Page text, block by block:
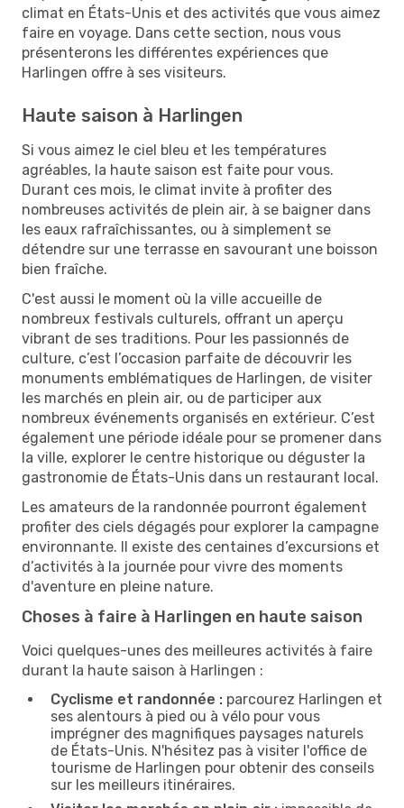
climat en États-Unis et des activités que vous aimez
faire en voyage. Dans cette section, nous vous
présenterons les différentes expériences que
Harlingen offre à ses visiteurs.
Haute saison à Harlingen
Si vous aimez le ciel bleu et les températures
agréables, la haute saison est faite pour vous.
Durant ces mois, le climat invite à profiter des
nombreuses activités de plein air, à se baigner dans
les eaux rafraîchissantes, ou à simplement se
détendre sur une terrasse en savourant une boisson
bien fraîche.
C'est aussi le moment où la ville accueille de
nombreux festivals culturels, offrant un aperçu
vibrant de ses traditions. Pour les passionnés de
culture, c’est l’occasion parfaite de découvrir les
monuments emblématiques de Harlingen, de visiter
les marchés en plein air, ou de participer aux
nombreux événements organisés en extérieur. C’est
également une période idéale pour se promener dans
la ville, explorer le centre historique ou déguster la
gastronomie de États-Unis dans un restaurant local.
Les amateurs de la randonnée pourront également
profiter des ciels dégagés pour explorer la campagne
environnante. Il existe des centaines d’excursions et
d’activités à la journée pour vivre des moments
d'aventure en pleine nature.
Choses à faire à Harlingen en haute saison
Voici quelques-unes des meilleures activités à faire
durant la haute saison à Harlingen :
Cyclisme et randonnée : parcourez Harlingen et
ses alentours à pied ou à vélo pour vous
imprégner des magnifiques paysages naturels
de États-Unis. N'hésitez pas à visiter l'office de
tourisme de Harlingen pour obtenir des conseils
sur les meilleurs itinéraires.